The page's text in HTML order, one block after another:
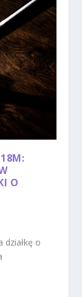
O
o